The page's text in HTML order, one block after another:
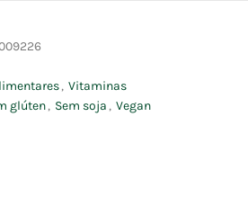
, Vitaminas
glúten, Sem soja , Vegan